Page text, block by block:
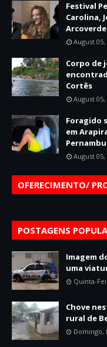
Festival
Carolina,
August 05,
Corpo de
Cortês
August 05,
Foragido
em
August 05,
OFERECIMENTO/
POSTAGENS
Imagem
uma
Quinta-
Chove
rural de
Domingo,